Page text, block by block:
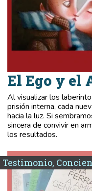
El Ego y el
Al visualizar los
prisión interna, cada
hacia la luz. Si
sincera de convivir en
los resultados.
Testimonio,